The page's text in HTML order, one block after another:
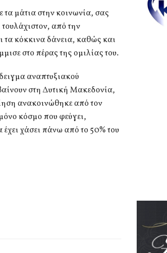
τα μάτια στην κοινωνία, σας
τουλάχιστον, από την
τα κόκκινα δάνεια, καθώς και
στο πέρας της ομιλίας του.
αναπτυξιακού
στη Δυτική Μακεδονία,
ανακοινώθηκε από τον
κόσμο που φεύγει,
χάσει πάνω από το 50% του